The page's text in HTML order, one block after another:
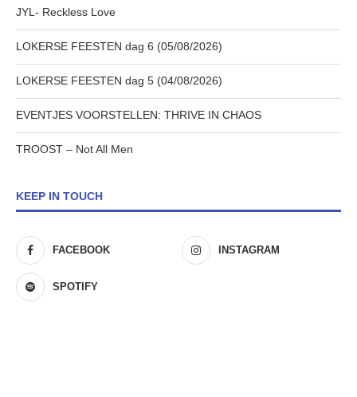
JYL- Reckless Love
LOKERSE FEESTEN dag 6 (05/08/2026)
LOKERSE FEESTEN dag 5 (04/08/2026)
EVENTJES VOORSTELLEN: THRIVE IN CHAOS
TROOST – Not All Men
KEEP IN TOUCH
FACEBOOK INSTAGRAM
SPOTIFY